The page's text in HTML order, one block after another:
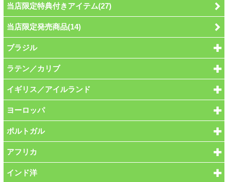
当店限定特典付きアイテム(27)
当店限定発売商品(14)
ブラジル
ラテン／カリブ
イギリス／アイルランド
ヨーロッパ
ポルトガル
アフリカ
インド洋